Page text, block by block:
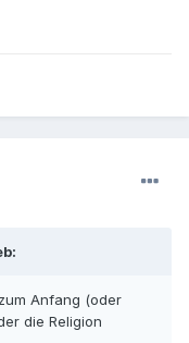
Anfang (oder
die Religion